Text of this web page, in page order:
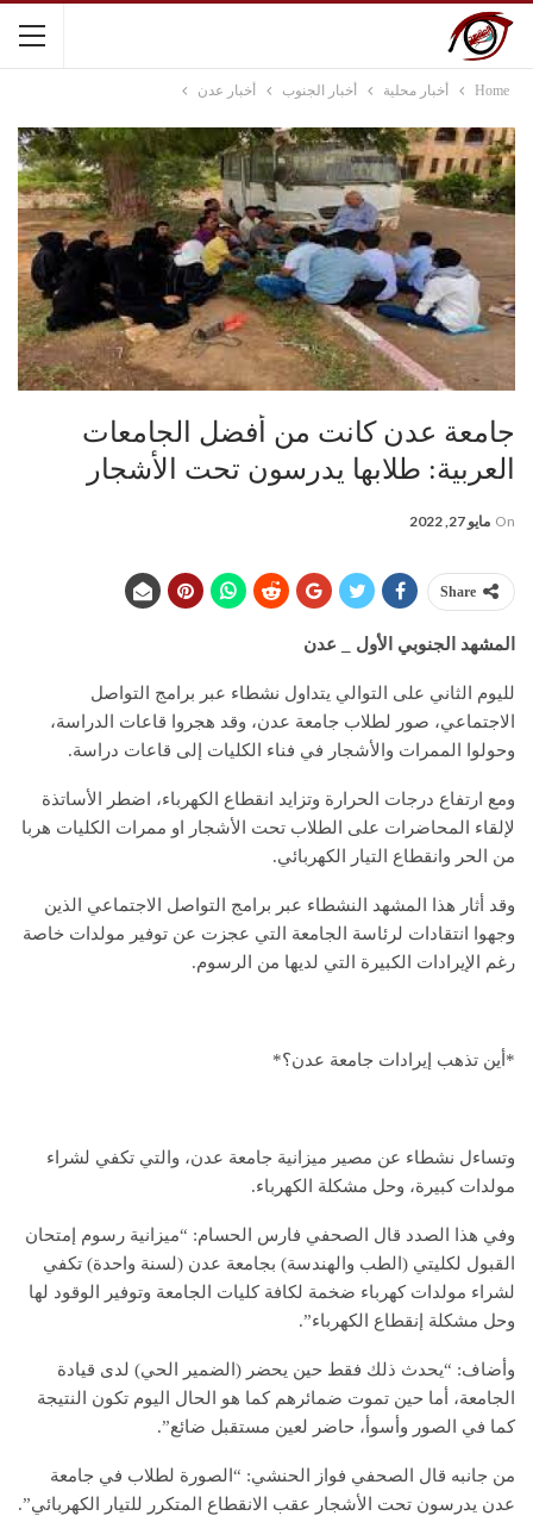
Home أخبار محلية أخبار الجنوب أخبار عدن
جامعة عدن كانت من أفضل الجامعات
العربية: طلابها يدرسون تحت الأشجار
On مايو 27, 2022
Share
المشهد الجنوبي الأول _ عدن
لليوم الثاني على التوالي يتداول نشطاء عبر برامج التواصل
الاجتماعي، صور لطلاب جامعة عدن، وقد هجروا قاعات الدراسة،
وحولوا الممرات والأشجار في فناء الكليات إلى قاعات دراسة.
ومع ارتفاع درجات الحرارة وتزايد انقطاع الكهرباء، اضطر الأساتذة
لإلقاء المحاضرات على الطلاب تحت الأشجار او ممرات الكليات هربا
من الحر وانقطاع التيار الكهربائي.
وقد أثار هذا المشهد النشطاء عبر برامج التواصل الاجتماعي الذين
وجهوا انتقادات لرئاسة الجامعة التي عجزت عن توفير مولدات خاصة
رغم الإيرادات الكبيرة التي لديها من الرسوم.
*أين تذهب إيرادات جامعة عدن؟*
وتساءل نشطاء عن مصير ميزانية جامعة عدن، والتي تكفي لشراء
مولدات كبيرة، وحل مشكلة الكهرباء.
وفي هذا الصدد قال الصحفي فارس الحسام: “ميزانية رسوم إمتحان
القبول لكليتي (الطب والهندسة) بجامعة عدن (لسنة واحدة) تكفي
لشراء مولدات كهرباء ضخمة لكافة كليات الجامعة وتوفير الوقود لها
وحل مشكلة إنقطاع الكهرباء”.
وأضاف: “يحدث ذلك فقط حين يحضر (الضمير الحي) لدى قيادة
الجامعة، أما حين تموت ضمائرهم كما هو الحال اليوم تكون النتيجة
كما في الصور وأسوأ، حاضر لعين مستقبل ضائع”.
من جانبه قال الصحفي فواز الحنشي: “الصورة لطلاب في جامعة
عدن يدرسون تحت الأشجار عقب الانقطاع المتكرر للتيار الكهربائي”.